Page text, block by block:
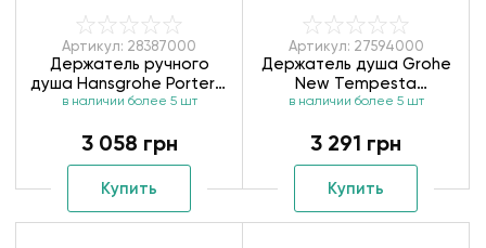
Артикул: 28387000
Держатель ручного
душа Hansgrohe Porter E
28387000
в наличии более 5 шт
3 058 грн
Купить
Артикул: 27594000
Держатель душа Grohe
New Tempesta
Cosmopolitan 27594000
в наличии более 5 шт
3 291 грн
Купить